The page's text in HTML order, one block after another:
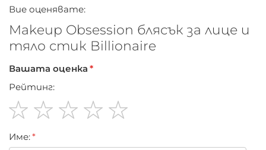
Вие оценявате:
Makeup Obsession блясък за лице и
тяло стик Billionaire
Вашата оценка
Рейтинг:
star
stars
stars
stars
stars
Име: